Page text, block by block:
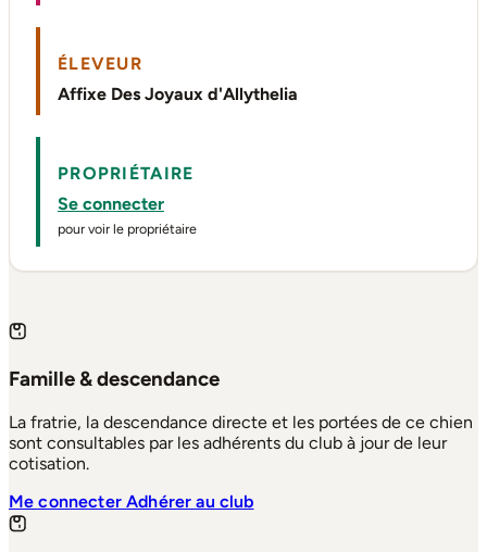
ÉLEVEUR
Affixe Des Joyaux d'Allythelia
PROPRIÉTAIRE
Se connecter
pour voir le propriétaire
Famille & descendance
La fratrie, la descendance directe et les portées de ce chien
sont consultables par les adhérents du club à jour de leur
cotisation.
Me connecterAdhérer au club